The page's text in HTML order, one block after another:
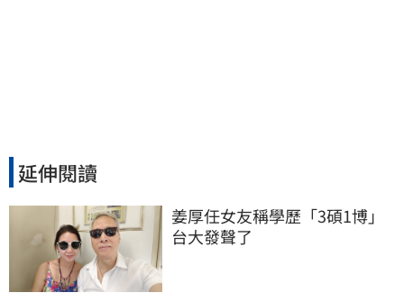
延伸閱讀
姜厚任女友稱學歷「3碩1博」
台大發聲了